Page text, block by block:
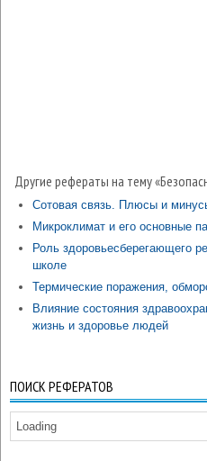
Другие рефераты на тему
Сотовая связь. Плюсы и
Микроклимат и его основные
Роль здоровьесберегающего
школе
Термические поражения,
Влияние состояния
жизнь и здоровье людей
ПОИСК РЕФЕРАТОВ
Loading